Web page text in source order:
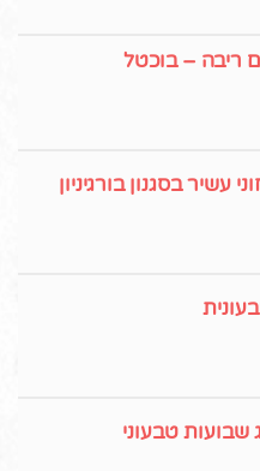
ריבה – בוכטל
עשיר בסגנון בורגיניון
שבועות טבעוני